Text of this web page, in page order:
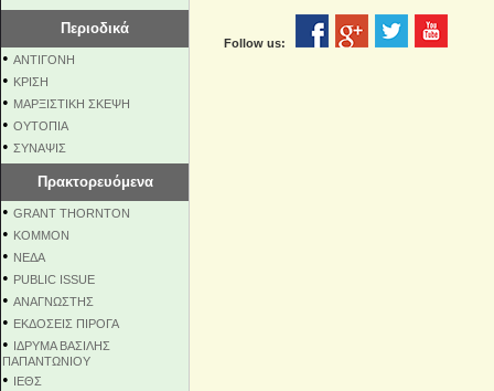
Περιοδικά
• ΑΝΤΙΓΟΝΗ
• ΚΡΙΣΗ
• ΜΑΡΞΙΣΤΙΚΗ ΣΚΕΨΗ
• ΟΥΤΟΠΙΑ
• ΣΥΝΑΨΙΣ
Πρακτορευόμενα
• GRANT THORNTON
• KOMMON
• NEΔΑ
• PUBLIC ISSUE
• ΑΝΑΓΝΩΣΤΗΣ
• ΕΚΔΟΣΕΙΣ ΠΙΡΟΓΑ
• ΙΔΡΥΜΑ ΒΑΣΙΛΗΣ
ΠΑΠΑΝΤΩΝΙΟΥ
• ΙΕΘΣ
Follow us: